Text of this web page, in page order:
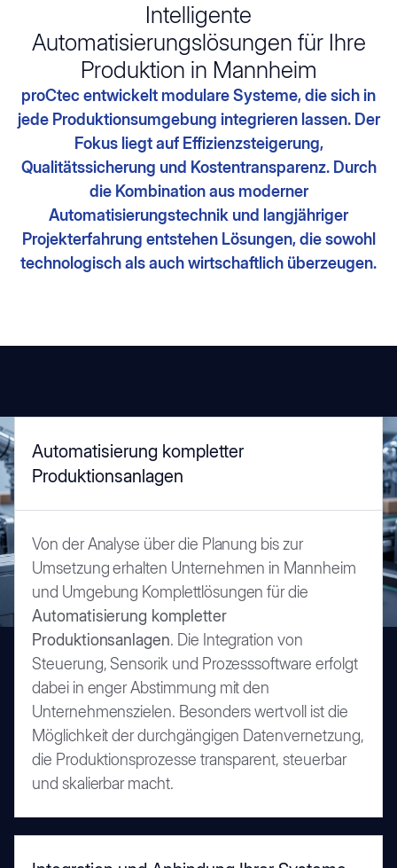
Intelligente
Automatisierungslösungen für Ihre
Produktion in Mannheim
proCtec entwickelt modulare Systeme, die sich in
jede Produktionsumgebung integrieren lassen. Der
Fokus liegt auf Effizienzsteigerung,
Qualitätssicherung und Kostentransparenz. Durch
die Kombination aus moderner
Automatisierungstechnik und langjähriger
Projekterfahrung entstehen Lösungen, die sowohl
technologisch als auch wirtschaftlich überzeugen.
Automatisierung kompletter
Produktionsanlagen
Von der Analyse über die Planung bis zur
Umsetzung erhalten Unternehmen in Mannheim
und Umgebung Komplettlösungen für die
Automatisierung kompletter
Produktionsanlagen. Die Integration von
Steuerung, Sensorik und Prozesssoftware erfolgt
dabei in enger Abstimmung mit den
Unternehmenszielen. Besonders wertvoll ist die
Möglichkeit der durchgängigen Datenvernetzung,
die Produktionsprozesse transparent, steuerbar
und skalierbar macht.